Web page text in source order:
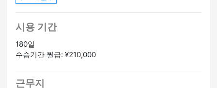
시용 기간
180일
수습기간 월급: ¥210,000
근무지